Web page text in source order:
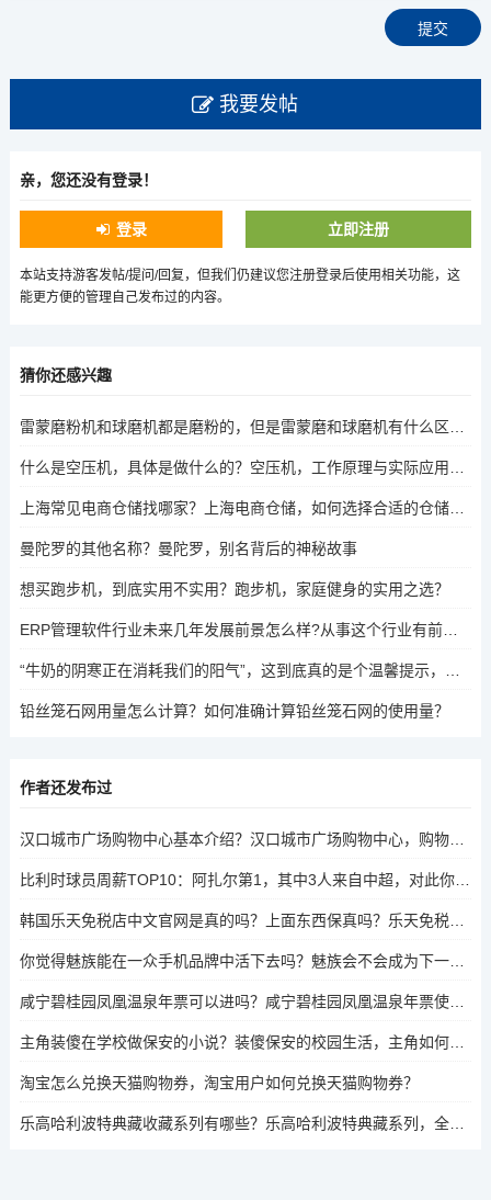
我要发帖
亲，您还没有登录！
登录 立即注册
本站支持游客发帖/提问/回复，但我们仍建议您注册登录后使用相关功能，这
能更方便的管理自己发布过的内容。
猜你还感兴趣
上海常见电商仓储找哪家？上海电商仓储，如何选择合适的仓储服务？
曼陀罗的其他名称？曼陀罗，别名背后的神秘故事
想买跑步机，到底实用不实用？跑步机，家庭健身的实用之选？
ERP管理软件行业未来几年发展前景怎么样?从事这个行业有前途吗？ERP管理软件行业，未来几年发展趋势与职业前景分析
铅丝笼石网用量怎么计算？如何准确计算铅丝笼石网的使用量？
作者还发布过
汉口城市广场购物中心基本介绍？汉口城市广场购物中心，购物、娱乐与餐饮的全方位指南
比利时球员周薪TOP10：阿扎尔第1，其中3人来自中超，对此你怎么看？中超三将入围，比利时球员周薪TOP10的背后故事
你觉得魅族能在一众手机品牌中活下去吗？魅族会不会成为下一个诺基亚？魅族能否在激烈的手机市场竞争中生存？未来是否会重蹈诺基亚覆辙？
咸宁碧桂园凤凰温泉年票可以进吗？咸宁碧桂园凤凰温泉年票使用权限及入园规定
主角装傻在学校做保安的小说？装傻保安的校园生活，主角如何隐藏身份，守护校园？
淘宝怎么兑换天猫购物券，淘宝用户如何兑换天猫购物券？
乐高哈利波特典藏收藏系列有哪些？乐高哈利波特典藏系列，全系列收藏指南